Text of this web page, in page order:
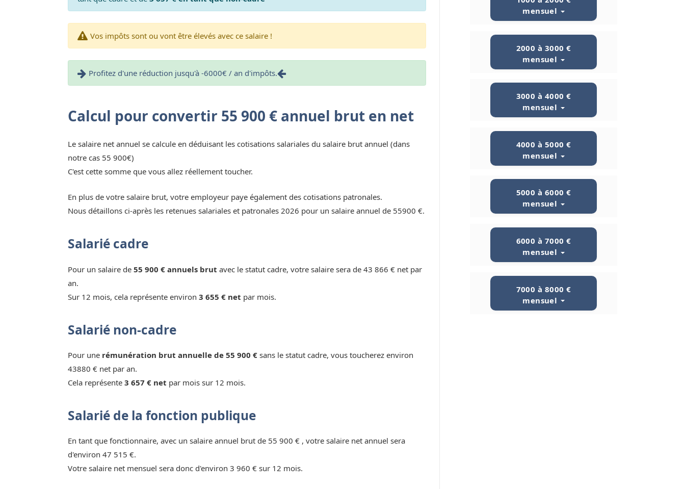
Vos impôts sont ou vont être élevés avec ce salaire !
Profitez d'une réduction jusqu'à -6000€ / an d'impôts.
Calcul pour convertir 55 900 € annuel brut en net
Le salaire net annuel se calcule en déduisant les cotisations salariales du salaire brut annuel (dans
notre cas 55 900€)
C'est cette somme que vous allez réellement toucher.
En plus de votre salaire brut, votre employeur paye également des cotisations patronales.
Nous détaillons ci-après les retenues salariales et patronales 2026 pour un salaire annuel de 55900 €.
Salarié cadre
Pour un salaire de 55 900 € annuels brut avec le statut cadre, votre salaire sera de 43 866 € net par
an.
Sur 12 mois, cela représente environ 3 655 € net par mois.
Salarié non-cadre
Pour une rémunération brut annuelle de 55 900 € sans le statut cadre, vous toucherez environ
43880 € net par an.
Cela représente 3 657 € net par mois sur 12 mois.
Salarié de la fonction publique
En tant que fonctionnaire, avec un salaire annuel brut de 55 900 € , votre salaire net annuel sera
d'environ 47 515 €.
Votre salaire net mensuel sera donc d'environ 3 960 € sur 12 mois.
mensuel
2000 à 3000 €
mensuel
3000 à 4000 €
mensuel
4000 à 5000 €
mensuel
5000 à 6000 €
mensuel
6000 à 7000 €
mensuel
7000 à 8000 €
mensuel